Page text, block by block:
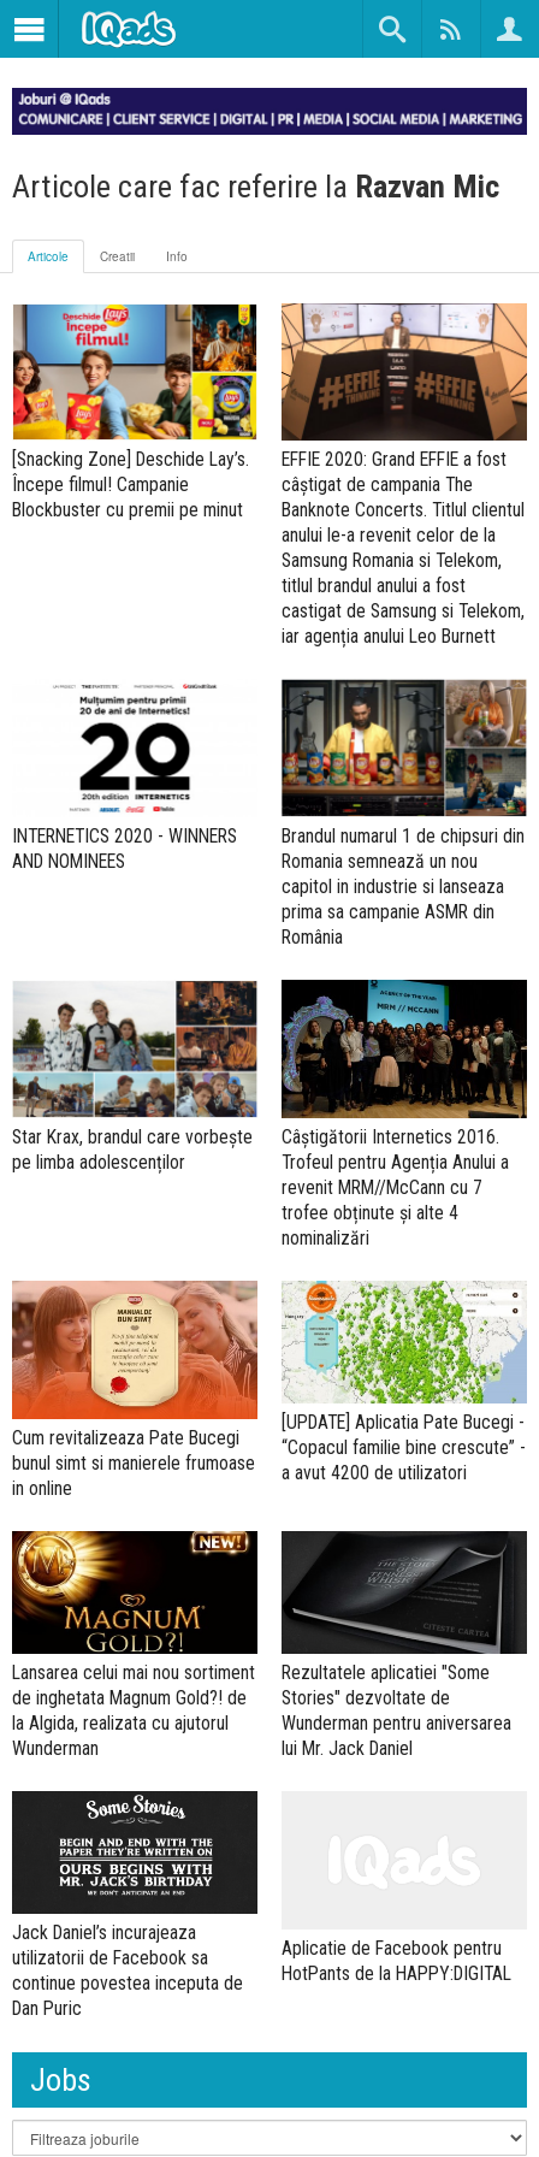
Articole care fac referire la Razvan Mic
Articole Creatii Info
[Snacking Zone] Deschide Lay’s.
Începe filmul! Campanie
Blockbuster cu premii pe minut
EFFIE 2020: Grand EFFIE a fost
câştigat de campania The
Banknote Concerts. Titlul clientul
anului le-a revenit celor de la
Samsung Romania si Telekom,
titlul brandul anului a fost
castigat de Samsung si Telekom,
iar agenția anului Leo Burnett
INTERNETICS 2020 - WINNERS
AND NOMINEES
Brandul numarul 1 de chipsuri din
Romania semnează un nou
capitol in industrie si lanseaza
prima sa campanie ASMR din
România
Star Krax, brandul care vorbește
pe limba adolescenților
Câștigătorii Internetics 2016.
Trofeul pentru Agenția Anului a
revenit MRM//McCann cu 7
trofee obținute și alte 4
nominalizări
Cum revitalizeaza Pate Bucegi
bunul simt si manierele frumoase
in online
[UPDATE] Aplicatia Pate Bucegi -
“Copacul familie bine crescute” -
a avut 4200 de utilizatori
Lansarea celui mai nou sortiment
de inghetata Magnum Gold?! de
la Algida, realizata cu ajutorul
Wunderman
Rezultatele aplicatiei "Some
Stories" dezvoltate de
Wunderman pentru aniversarea
lui Mr. Jack Daniel
Jack Daniel’s incurajeaza
utilizatorii de Facebook sa
continue povestea inceputa de
Dan Puric
Aplicatie de Facebook pentru
HotPants de la HAPPY:DIGITAL
Jobs